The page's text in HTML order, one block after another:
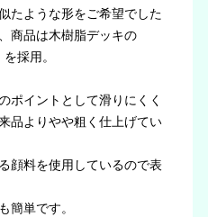
たような形をご希望でした
商品は木樹脂デッキの
を採用。
ポイントとして滑りにくく
品よりやや粗く仕上げてい
顔料を使用しているので表
簡単です。